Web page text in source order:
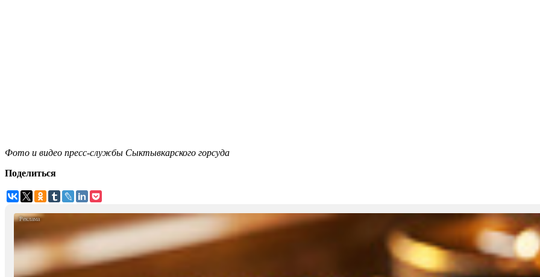
Фото и видео пресс-службы Сыктывкарского горсуда
Поделиться